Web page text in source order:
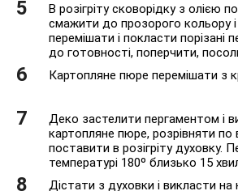
В розігріту сковорідку з олією
смажити до прозорого кольору
перемішати і покласти порізані
до готовності, поперчити,
Картопляне пюре перемішати з
Деко застелити пергаментом і
картопляне пюре, розрівняти по
поставити в розігріту духовку.
температурі 180º близько 15
Дістати з духовки і викласти на